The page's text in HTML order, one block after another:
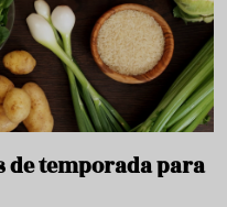
de temporada para